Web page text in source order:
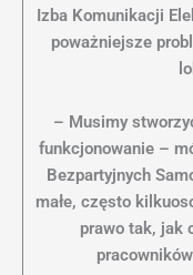
Izba Komunikacji
poważniejsze
– Musimy
funkcjonowanie –
Bezpartyjnych
małe, często
prawo tak, jak